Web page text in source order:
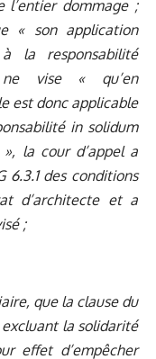
l’entier dommage ;
« son application
la responsabilité
ne vise « qu’en
est donc applicable
in solidum
», la cour d’appel a
6.3.1 des conditions
d’architecte et a
;
que la clause du
la solidarité
effet d’empêcher